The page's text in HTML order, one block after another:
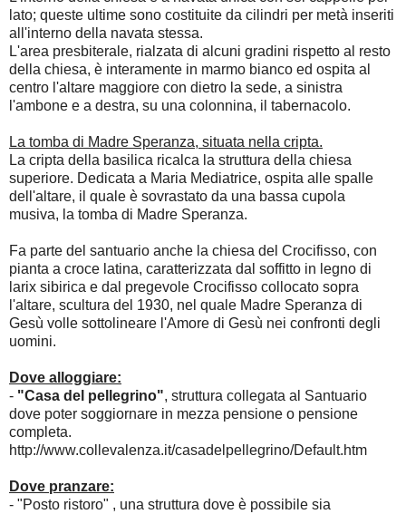
lato; queste ultime sono costituite da cilindri per metà inseriti
all'interno della navata stessa.
L'area presbiterale, rialzata di alcuni gradini rispetto al resto
della chiesa, è interamente in marmo bianco ed ospita al
centro l'altare maggiore con dietro la sede, a sinistra
l'ambone e a destra, su una colonnina, il tabernacolo.
La tomba di Madre Speranza, situata nella cripta.
La cripta della basilica ricalca la struttura della chiesa
superiore. Dedicata a Maria Mediatrice, ospita alle spalle
dell'altare, il quale è sovrastato da una bassa cupola
musiva, la tomba di Madre Speranza.
Fa parte del santuario anche la chiesa del Crocifisso, con
pianta a croce latina, caratterizzata dal soffitto in legno di
larix sibirica e dal pregevole Crocifisso collocato sopra
l'altare, scultura del 1930, nel quale Madre Speranza di
Gesù volle sottolineare l'Amore di Gesù nei confronti degli
uomini.
Dove alloggiare:
- "Casa del pellegrino", struttura collegata al Santuario
dove poter soggiornare in mezza pensione o pensione
completa.
http://www.collevalenza.it/casadelpellegrino/Default.htm
Dove pranzare:
- "Posto ristoro" , una struttura dove è possibile sia